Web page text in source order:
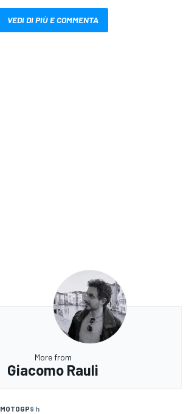
VEDI DI PIÙ E COMMENTA
More from
Giacomo Rauli
MOTOGP9 h